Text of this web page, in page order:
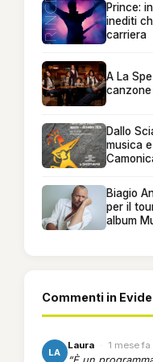
Prince:
inediti
carriera
A La
canzone
Dallo
musica
Biagio
per il
album
Commenti in
LA
Laura · 1 mese fa